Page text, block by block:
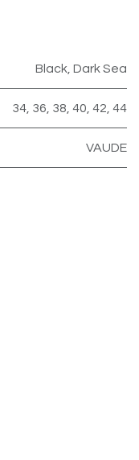
Black Dark Sea
34 36 38 40 42 44
VAUDE